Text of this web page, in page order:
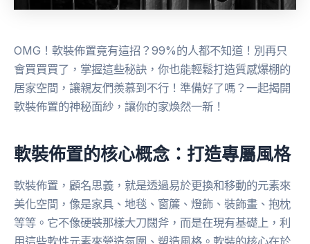
OMG！軟裝佈置竟有這招？99%的人都不知道！別再只
會買買買了，掌握這些秘訣，你也能輕鬆打造質感爆棚的
居家空間，讓親友們羨慕到不行！準備好了嗎？一起揭開
軟裝佈置的神秘面紗，讓你的家煥然一新！
軟裝佈置的核心概念：打造專屬風格
軟裝佈置，顧名思義，就是透過易於更換和移動的元素來
美化空間，像是家具、地毯、窗簾、燈飾、裝飾畫、抱枕
等等。它不像硬裝那樣大刀闊斧，而是在現有基礎上，利